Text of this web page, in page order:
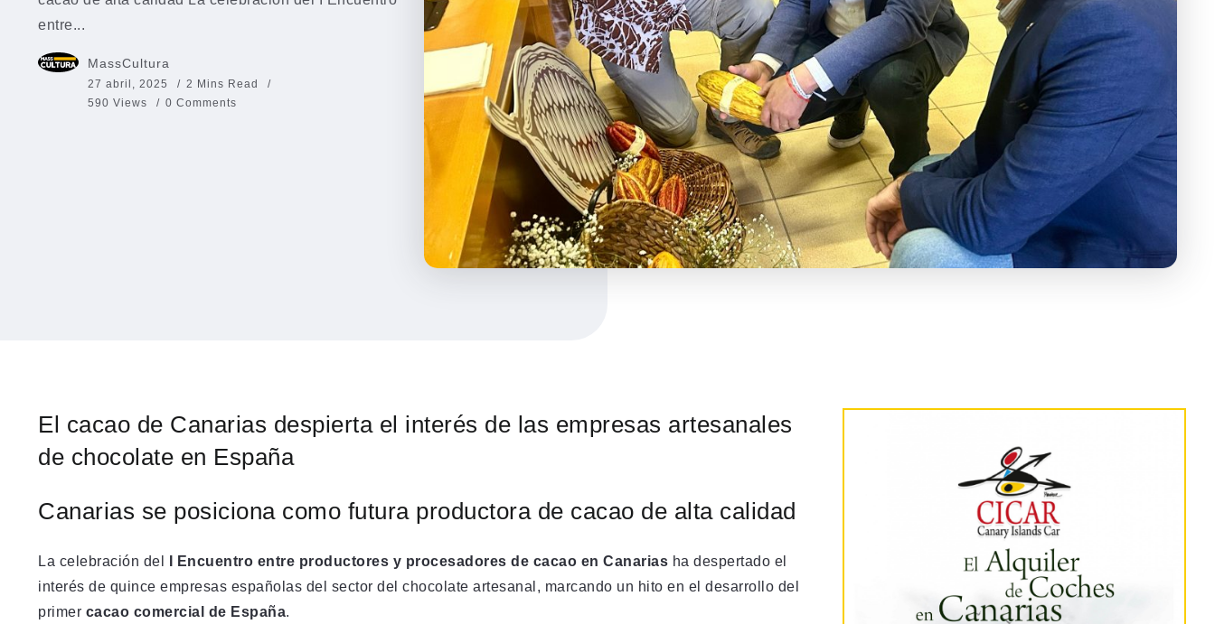
entre...
MassCultura
27 abril, 2025
2 Mins Read
590 Views
0 Comments
El cacao de Canarias despierta el interés de las empresas artesanales
de chocolate en España
Canarias se posiciona como futura productora de cacao de alta calidad
La celebración del I Encuentro entre productores y procesadores de cacao en Canarias ha despertado el
interés de quince empresas españolas del sector del chocolate artesanal, marcando un hito en el desarrollo del
primer cacao comercial de España.